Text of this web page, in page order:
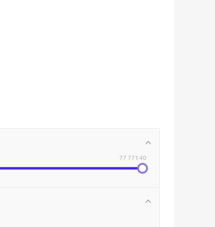
77 771.40